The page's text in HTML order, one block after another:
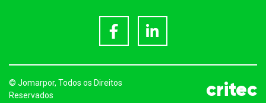
© Jomarpor, Todos os Direitos
Reservados
critec